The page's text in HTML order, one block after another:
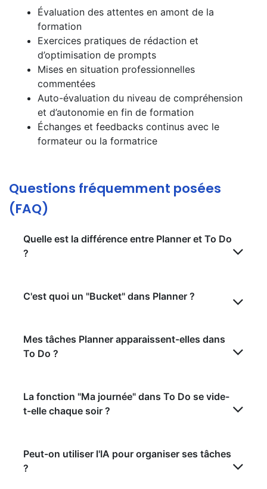
Évaluation des attentes en amont de la
formation
Exercices pratiques de rédaction et
d’optimisation de prompts
Mises en situation professionnelles
commentées
Auto-évaluation du niveau de compréhension
et d’autonomie en fin de formation
Échanges et feedbacks continus avec le
formateur ou la formatrice
Questions fréquemment posées
(FAQ)
Quelle est la différence entre Planner et To Do
?
C'est quoi un "Bucket" dans Planner ?
Mes tâches Planner apparaissent-elles dans
To Do ?
La fonction "Ma journée" dans To Do se vide-
t-elle chaque soir ?
Peut-on utiliser l'IA pour organiser ses tâches
?